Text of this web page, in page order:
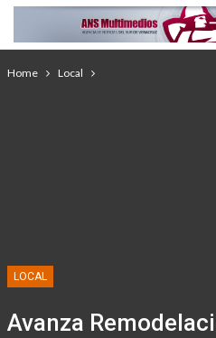
Home Local
LOCAL
Avanza